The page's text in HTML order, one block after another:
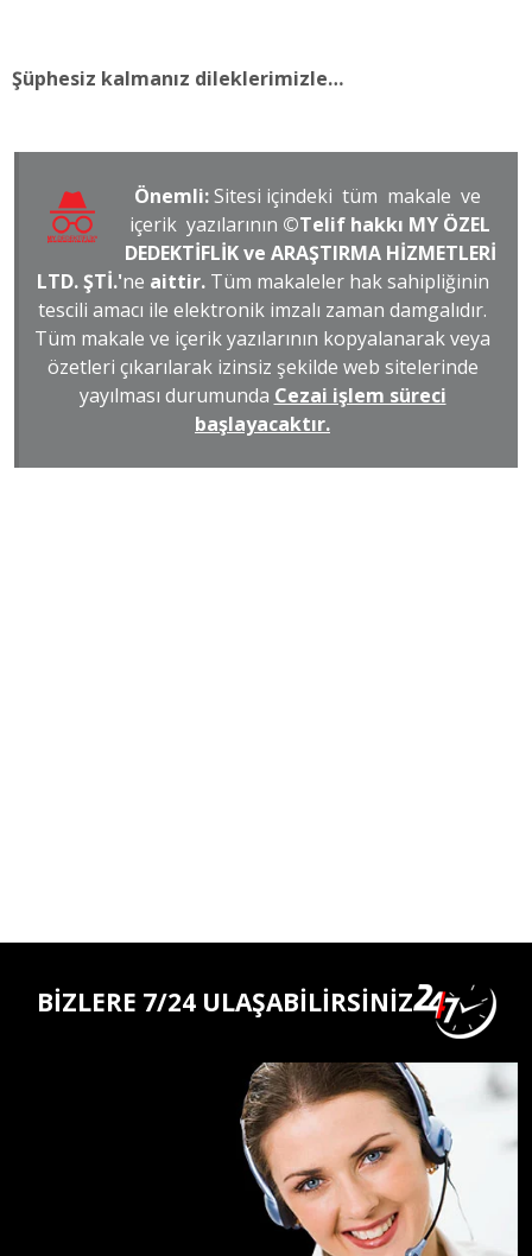
Şüphesiz kalmanız dileklerimizle…
Önemli:Sitesi içindeki tüm makale ve
içerik yazılarının ©Telif hakkı MY ÖZEL
DEDEKTİFLİK ve ARAŞTIRMA HİZMETLERİ
LTD. ŞTİ.'ne aittir. Tüm makaleler hak sahipliğinin
tescili amacı ile elektronik imzalı zaman damgalıdır.
Tüm makale ve içerik yazılarının kopyalanarak veya
özetleri çıkarılarak izinsiz şekilde web sitelerinde
yayılması durumunda Cezai işlem süreci
başlayacaktır.
BİZLERE 7/24 ULAŞABİLİRSİNİZ